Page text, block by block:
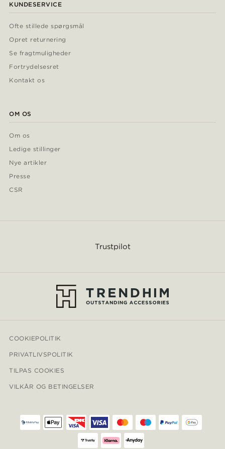
KUNDESERVICE
Ofte stillede spørgsmål
Opret returnering
Se fragtmuligheder
Fortrydelsesret
Kontakt os
OM OS
Om os
Ledige stillinger
Nye artikler
Presse
CSR
Trustpilot
COOKIEPOLITIK
PRIVATLIVSPOLITIK
TILPAS COOKIES
VILKÅR OG BETINGELSER